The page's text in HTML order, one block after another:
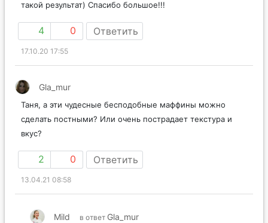
такой результат) Спасибо большое!!!
4 0 Ответить
17.10.20 17:55
Gla_mur
Таня, а эти чудесные бесподобные маффины можно
сделать постными? Или очень пострадает текстура и
вкус?
2 0 Ответить
13.04.21 08:58
Mild в ответ Gla_mur